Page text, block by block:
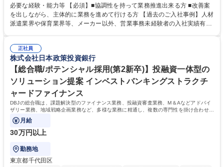
善をお任せ。 【教育制度】ご入社後、育成担当とペアになりながらOJTに
て業務を覚えていただくことが可能です。業務システムがきちんと構築さ
れているため、スムーズに仕事に慣れることができる環境です。また、
募集職種 【大阪・京都・滋賀】営業事務 ※未経験可
必要な経験・能力等 【必須】■協調性を持って業務推進出来る方 ■改善案
を出しながら、主体的に業務を進めて行ける方 【過去のご入社事例】人材
派遣業界や保育業界等、メーカー以外、営業事務未経験者の入社実績有
えて、お客様や社員の状況に合わせ、能動的なサポート、改善の動きも期
待され。組織を支えるスペシャリストとして、チームに貢献し、結果的に
社員から頼られる存在になることができます。平均19:30の退勤以降の業
務の持ち帰りも禁止されており、メリハリのある働き方となります。 学
歴・資格 学歴：大学院 大学 高専 短大 語学力： 資格：
正社員
株式会社日本政策投資銀行
【総合職/ポテンシャル採用(第2新卒)】投融資一体型の
ソリューション提案 インベストバンキングストラクチ
ャードファイナンス
DBJの総合職は、課題解決型のファイナンス業務、投融資審査業務、M＆Aなどアドバイ
ザリー業務、地域戦略企画業務など、多様な業務に精通し、複数の専門性を掛け合わせて
広く社会に貢献していく職種です。
月給
30万円以上
勤務地
東京都千代田区